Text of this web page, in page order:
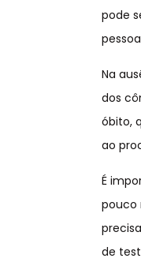
pode
Na
dos
óbito,
ao
É
pouco
de